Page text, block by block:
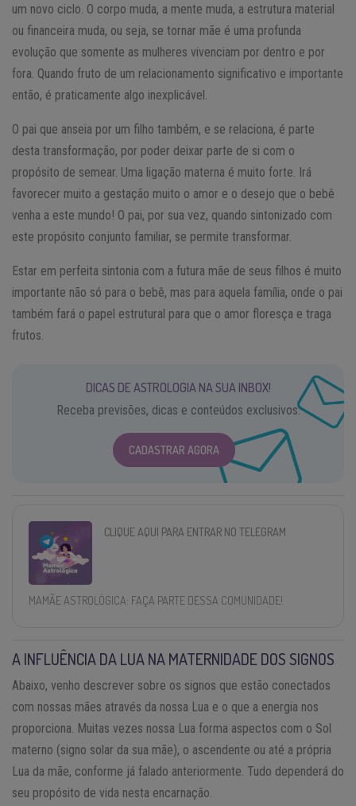
um novo ciclo. O corpo muda, a mente muda, a estrutura material
ou financeira muda, ou seja, se tornar mãe é uma profunda
evolução que somente as mulheres vivenciam por dentro e por
fora. Quando fruto de um relacionamento significativo e importante
então, é praticamente algo inexplicável.
O pai que anseia por um filho também, e se relaciona, é parte
desta transformação, por poder deixar parte de si com o
propósito de semear. Uma ligação materna é muito forte. Irá
favorecer muito a gestação muito o amor e o desejo que o bebê
venha a este mundo! O pai, por sua vez, quando sintonizado com
este propósito conjunto familiar, se permite transformar.
Estar em perfeita sintonia com a futura mãe de seus filhos é muito
importante não só para o bebê, mas para aquela família, onde o pai
também fará o papel estrutural para que o amor floresça e traga
frutos.
DICAS DE ASTROLOGIA NA SUA INBOX!
Receba previsões, dicas e conteúdos exclusivos.
CADASTRAR AGORA
CLIQUE AQUI PARA ENTRAR NO TELEGRAM
MAMÃE ASTROLÓGICA: FAÇA PARTE DESSA COMUNIDADE!
A INFLUÊNCIA DA LUA NA MATERNIDADE DOS SIGNOS
Abaixo, venho descrever sobre os signos que estão conectados
com nossas mães através da nossa Lua e o que a energia nos
proporciona. Muitas vezes nossa Lua forma aspectos com o Sol
materno (signo solar da sua mãe), o ascendente ou até a própria
Lua da mãe, conforme já falado anteriormente. Tudo dependerá do
seu propósito de vida nesta encarnação.